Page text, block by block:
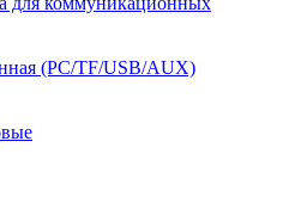
(PC/TF/USB/AUX)